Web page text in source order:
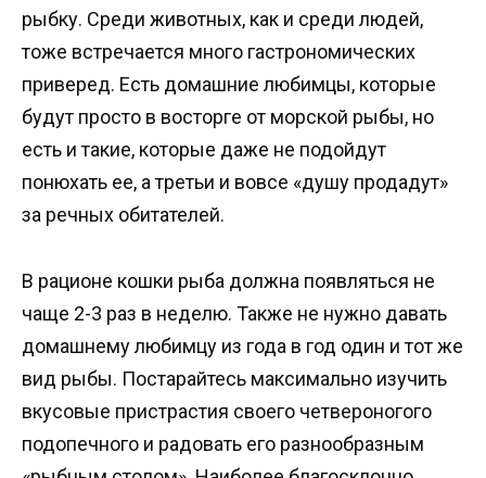
рыбку. Среди животных, как и среди людей,
тоже встречается много гастрономических
приверед. Есть домашние любимцы, которые
будут просто в восторге от морской рыбы, но
есть и такие, которые даже не подойдут
понюхать ее, а третьи и вовсе «душу продадут»
за речных обитателей.
В рационе кошки рыба должна появляться не
чаще 2-3 раз в неделю. Также не нужно давать
домашнему любимцу из года в год один и тот же
вид рыбы. Постарайтесь максимально изучить
вкусовые пристрастия своего четвероногого
подопечного и радовать его разнообразным